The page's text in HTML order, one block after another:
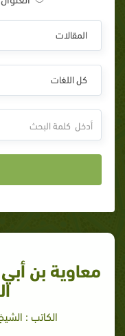
المقالات
كل اللغات
معاوية بن
الكاتب :